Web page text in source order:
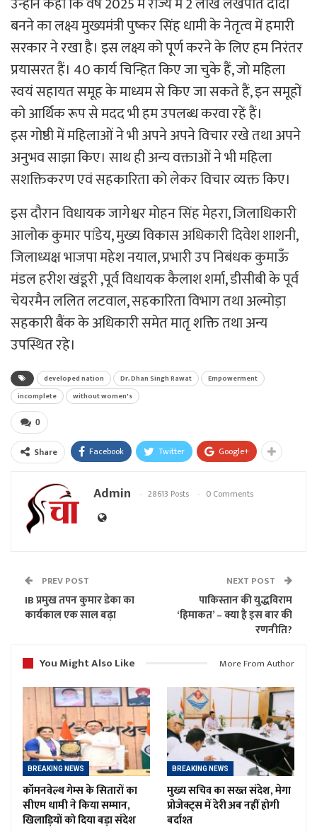
बनने का लक्ष्य मुख्यमंत्री पुष्कर सिंह धामी के नेतृत्व में हमारी
सरकार ने रखा है। इस लक्ष्य को पूर्ण करने के लिए हम निरंतर
प्रयासरत हैं। 40 कार्य चिन्हित किए जा चुके हैं, जो महिला
स्वयं सहायत समूह के माध्यम से किए जा सकते हैं, इन समूहों
को आर्थिक रूप से मदद भी हम उपलब्ध करवा रहें हैं।
इस गोष्ठी में महिलाओं ने भी अपने अपने विचार रखे तथा अपने
अनुभव साझा किए। साथ ही अन्य वक्ताओं ने भी महिला
सशक्तिकरण एवं सहकारिता को लेकर विचार व्यक्त किए।
इस दौरान विधायक जागेश्वर मोहन सिंह मेहरा, जिलाधिकारी
आलोक कुमार पांडेय, मुख्य विकास अधिकारी दिवेश शाशनी,
जिलाध्यक्ष भाजपा महेश नयाल, प्रभारी उप निबंधक कुमाऊँ
मंडल हरीश खंडूरी ,पूर्व विधायक कैलाश शर्मा, डीसीबी के पूर्व
चेयरमैन ललित लटवाल, सहकारिता विभाग तथा अल्मोड़ा
सहकारी बैंक के अधिकारी समेत मातृ शक्ति तथा अन्य
उपस्थित रहे।
developed nation Dr. Dhan Singh Rawat
Empowerment
incomplete
without women's
0
Share Facebook Twitter Google+
Admin 28613 Posts 0 Comments
PREV POST
IB प्रमुख तपन कुमार डेका का
कार्यकाल एक साल बढ़ा
NEXT POST
पाकिस्तान की युद्धविराम
‘हिमाकत’ – क्या है इस बार की
रणनीति?
You Might Also Like
More From Author
BREAKING NEWS
कॉमनवेल्थ गेम्स के सितारों का
सीएम धामी ने किया सम्मान,
खिलाड़ियों को दिया बड़ा संदेश
BREAKING NEWS
मुख्य सचिव का सख्त संदेश, मेगा
प्रोजेक्ट्स में देरी अब नहीं होगी
बर्दाश्त